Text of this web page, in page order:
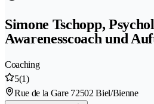
Simone Tschopp,
Awarenesscoach und
Coaching
5(1)
Rue de la Gare 72502 Biel/Bienne